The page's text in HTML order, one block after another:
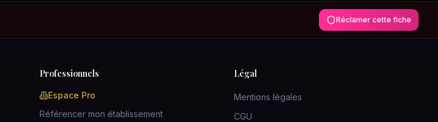
Réclamer cette fiche
Professionnels
Espace Pro
Référencer mon établissement
Légal
Mentions légales
CGU